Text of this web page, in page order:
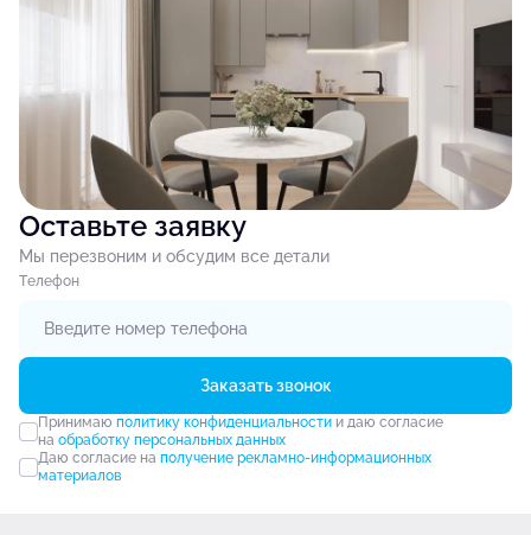
Оставьте заявку
Мы перезвоним и обсудим все детали
Tелефон
Заказать звонок
Принимаю политику конфиденциальностии даю согласие
на обработку персональных данных
Даю согласие на получение рекламно-информационных
материалов